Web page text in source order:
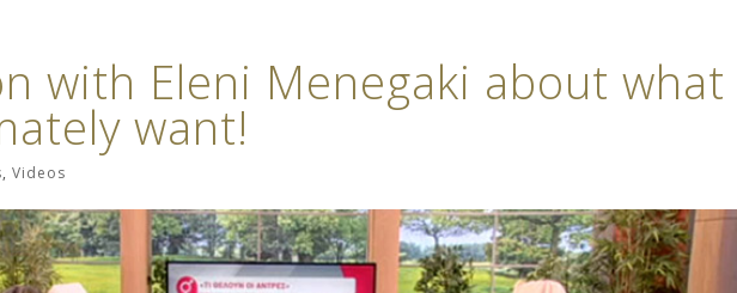
with Eleni Menegaki about what
want!
,Videos